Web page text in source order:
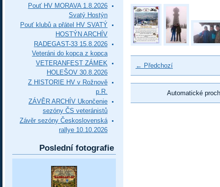
← Předchozí
Automatické
Pouť HV MORAVA 1.8.2026
Svatý Hostýn
Pouť klubů a přátel HV SVATÝ
HOSTÝN ARCHÍV
RADEGAST-33 15.8.2026
Veteráni do kopca z kopca
VETERANFEST ZÁMEK
HOLEŠOV 30.8.2026
Z HISTORIE HV v Rožnově
p.R.
ZÁVĚR ARCHÍV Ukončenie
sezóny ČS veteránistů
Závěr sezóny Československá
rallye 10.10.2026
Poslední fotografie